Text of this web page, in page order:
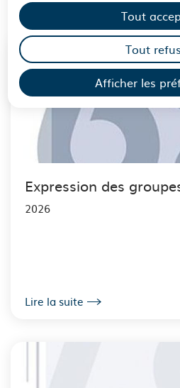
Afficher les
Tout
Tout
Expression des
2026
Lire la suite